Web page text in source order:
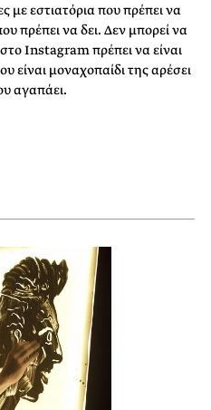
με εστιατόρια που πρέπει να
πρέπει να δει. Δεν μπορεί να
Instagram πρέπει να είναι
μοναχοπαίδι της αρέσει
αγαπάει.